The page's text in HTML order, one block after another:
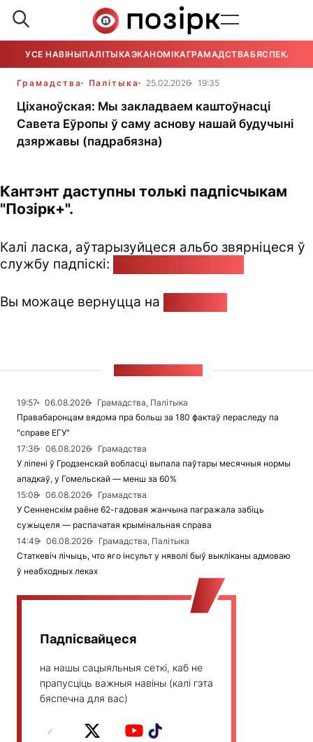
УСЕ НАВІНЫПАЛІТЫКАЭКАНОМІКАГРАМАДСТВАБЯСПЕКА
Грамадства Палітыка 25.02.2026 19:35
Ціханоўская: Мы закладваем каштоўнасці
Савета Еўропы ў саму аснову нашай будучыні
дзяржавы (падрабязна)
Кантэнт даступны толькі падпісчыкам
"Позірк+".
Калі ласка, аўтарызуйцеся альбо звярніцеся ў
службу падпіскі:
Вы можаце вернуцца на
19:57 06.08.2026
Грамадства, Палітыка
Правабаронцам вядома пра больш за 180 фактаў пераследу па
"справе ЕГУ"
17:36
06.08.2026
Грамадства
У ліпені ў Гродзенскай вобласці выпала паўтары месячныя нормы
ападкаў, у Гомельскай — менш за 60%
15:08
06.08.2026
Грамадства
У Сенненскім раёне 62-гадовая жанчына пагражала забіць
сужыцеля — распачатая крымінальная справа
14:49
06.08.2026
Грамадства, Палітыка
Статкевіч лічыць, что яго інсульт у няволі быў выкліканы адмоваю
ў неабходных леках
Падпісвайцеся
на нашы сацыяльныя сеткі, каб не
прапусціць важныя навіны (калі гэта
бяспечна для вас)